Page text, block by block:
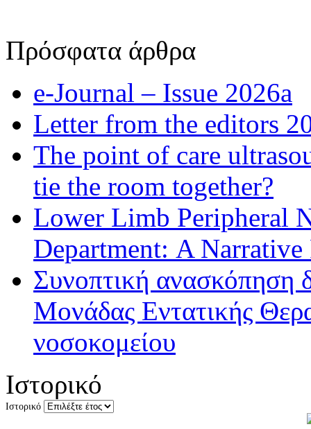
Πρόσφατα άρθρα
e-Journal – Issue 2026a
Letter from the editors
The point of care
tie the room together?
Lower Limb Peripheral
Department: A
Συνοπτική ανασκόπηση
Μονάδας Εντατικής
νοσοκομείου
Ιστορικό
Ιστορικό